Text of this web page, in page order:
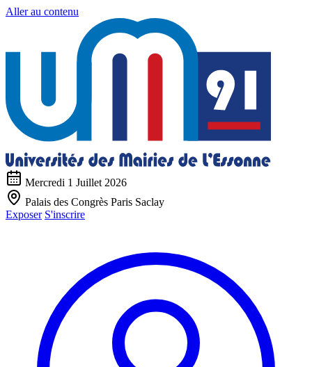
Aller au contenu
Mercredi 1 Juillet 2026
Palais des Congrès Paris Saclay
Exposer S'inscrire